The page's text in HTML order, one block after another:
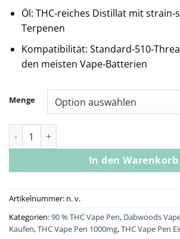
Öl: THC‑reiches Distillat mit
Terpenen
Kompatibilität:
den meisten Vape‑Batterien
Menge
Vape Cart - Banana Og 1g Menge
In den Warenkorb
Artikelnummer: n. v.
Kategorien:90 % THC Vape Pen, Dabwoods
Kaufen,THC Vape Pen 1000mg,THC Vape Pen